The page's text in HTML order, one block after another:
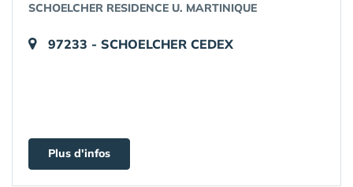
SCHOELCHER RESIDENCE U. MARTINIQUE
97233 - SCHOELCHER CEDEX
Plus d'infos